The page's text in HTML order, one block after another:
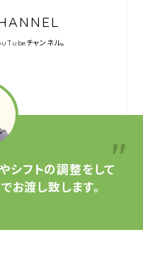
チャンネル。
シフトの調整をして
お渡し致します。